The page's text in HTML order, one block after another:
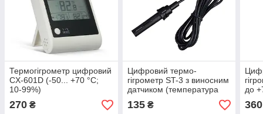
Термогігрометр цифровий
CX-601D (-50... +70 °C;
10-99%)
270 ₴
Цифровий термо-
гігрометр ST-3 з виносним
датчиком (температура
від -50°C до +70°C;
вологості від 10% до 99%)
135₴
до
360